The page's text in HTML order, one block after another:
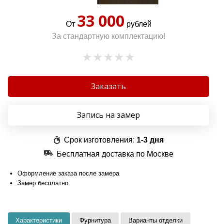
От 33 000 рублей
За стандартную комплектацию!
Заказать
Запись на замер
Срок изготовления: 1-3 дня
Бесплатная доставка по Москве
Оформление заказа после замера
Замер бесплатно
Характеристики Фурнитура Варианты отделки